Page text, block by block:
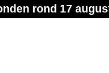
rond 17